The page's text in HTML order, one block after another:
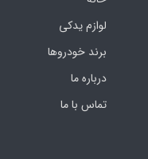
لوازم یدکی
برند خودروها
درباره ما
تماس با ما